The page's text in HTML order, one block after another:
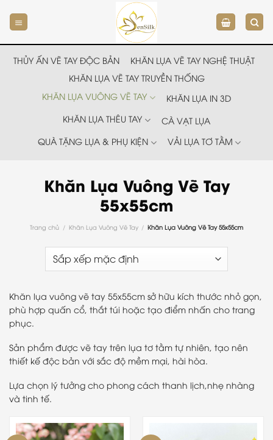
đến
nội
dung
THỦY ẤN VẼ TAY ĐỘC BẢN
KHĂN LỤA VẼ TAY NGHỆ THUẬT
KHĂN LỤA VẼ TAY TRUYỀN THỐNG
KHĂN LỤA VUÔNG VẼ TAY
KHĂN LỤA IN 3D
KHĂN LỤA THÊU TAY
CÀ VẠT LỤA
QUÀ TẶNG LỤA & PHỤ KIỆN
VẢI LỤA TƠ TẰM
Khăn Lụa Vuông Vẽ Tay
55x55cm
Trang chủ / Khăn Lụa Vuông Vẽ Tay / Khăn Lụa Vuông Vẽ Tay 55x55cm
Khăn lụa vuông vẽ tay 55x55cm sở hữu kích thước nhỏ gọn,
phù hợp quấn cổ, thắt túi hoặc tạo điểm nhấn cho trang
phục.
Sản phẩm được vẽ tay trên lụa tơ tằm tự nhiên, tạo nên
thiết kế độc bản với sắc độ mềm mại, hài hòa.
Lựa chọn lý tưởng cho phong cách thanh lịch,nhẹ nhàng
và tinh tế.